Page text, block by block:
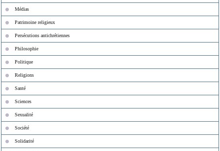
Médias
Patrimoine religieux
Persécutions antichrétiennes
Philosophie
Politique
Religions
Santé
Sciences
Sexualité
Société
Solidarité